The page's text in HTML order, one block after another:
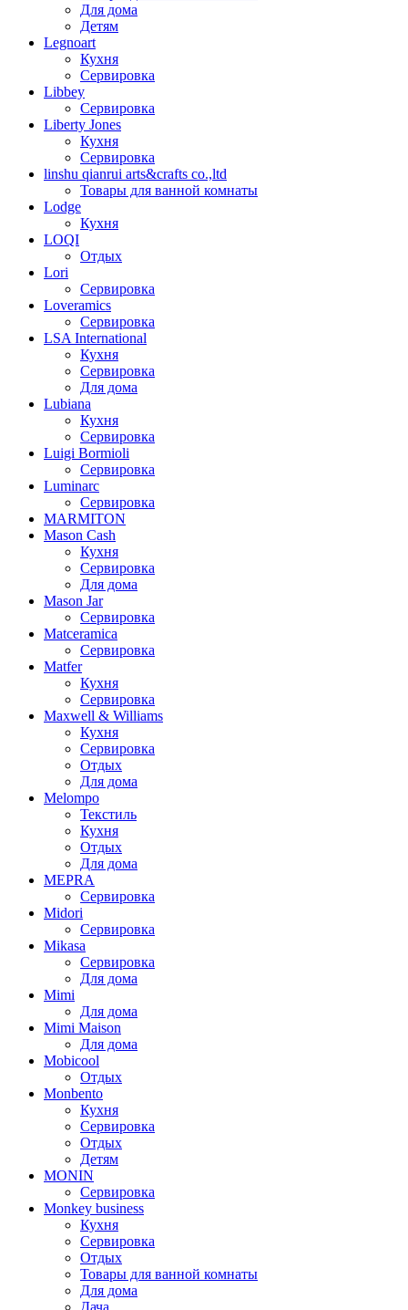
Для дома
Детям
Legnoart
Кухня
Сервировка
Libbey
Сервировка
Liberty Jones
Кухня
Сервировка
linshu qianrui arts&crafts co.,ltd
Товары для ванной комнаты
Lodge
Кухня
LOQI
Отдых
Lori
Сервировка
Loveramics
Сервировка
LSA International
Кухня
Сервировка
Для дома
Lubiana
Кухня
Сервировка
Luigi Bormioli
Сервировка
Luminarc
Сервировка
MARMITON
Mason Cash
Кухня
Сервировка
Для дома
Mason Jar
Сервировка
Matceramica
Сервировка
Matfer
Кухня
Сервировка
Maxwell & Williams
Кухня
Сервировка
Отдых
Для дома
Melompo
Текстиль
Кухня
Отдых
Для дома
MEPRA
Сервировка
Midori
Сервировка
Mikasa
Сервировка
Для дома
Mimi
Для дома
Mimi Maison
Для дома
Mobicool
Отдых
Monbento
Кухня
Сервировка
Отдых
Детям
MONIN
Сервировка
Monkey business
Кухня
Сервировка
Отдых
Товары для ванной комнаты
Для дома